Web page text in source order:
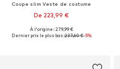
Coupe slim Veste de costume
De 223,99 €
Disponible en plusieurs tailles
À l'origine : 279,99 €
Dernier prix le plus bas :237,60 €-5%